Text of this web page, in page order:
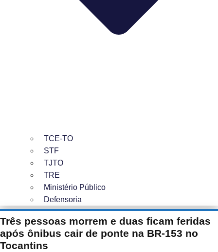
TCE-TO
STF
TJTO
TRE
Ministério Público
Defensoria
Três pessoas morrem e duas ficam feridas
após ônibus cair de ponte na BR-153 no
Tocantins